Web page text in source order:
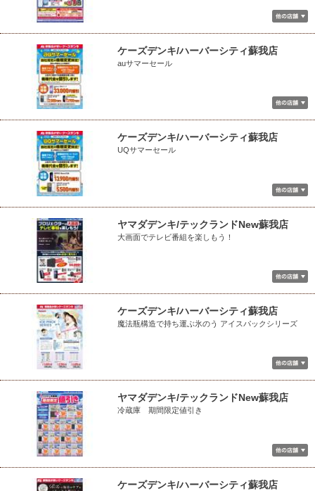
ケーズデンキ/ハーバーシティ蘇我店
auサマーセール
ケーズデンキ/ハーバーシティ蘇我店
UQサマーセール
ヤマダデンキ/テックランドNew蘇我店
大画面でテレビ番組を楽しもう！
ケーズデンキ/ハーバーシティ蘇我店
魔法瓶構造で持ち運ぶ氷のう アイスパックシリーズ
ヤマダデンキ/テックランドNew蘇我店
冷蔵庫 期間限定値引き
ケーズデンキ/ハーバーシティ蘇我店